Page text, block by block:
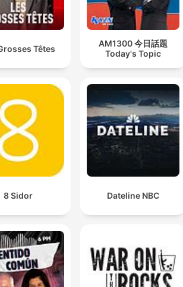
Têtes
AM1300 今日話題
Today's Topic
8 Sidor Dateline NBC